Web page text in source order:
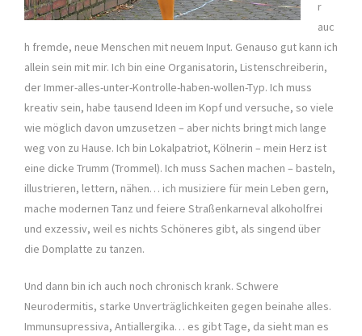
r
auc
h fremde, neue Menschen mit neuem Input. Genauso gut kann ich
allein sein mit mir. Ich bin eine Organisatorin, Listenschreiberin,
der Immer-alles-unter-Kontrolle-haben-wollen-Typ. Ich muss
kreativ sein, habe tausend Ideen im Kopf und versuche, so viele
wie möglich davon umzusetzen – aber nichts bringt mich lange
weg von zu Hause. Ich bin Lokalpatriot, Kölnerin – mein Herz ist
eine dicke Trumm (Trommel). Ich muss Sachen machen – basteln,
illustrieren, lettern, nähen… ich musiziere für mein Leben gern,
mache modernen Tanz und feiere Straßenkarneval alkoholfrei
und exzessiv, weil es nichts Schöneres gibt, als singend über
die Domplatte zu tanzen.
Und dann bin ich auch noch chronisch krank. Schwere
Neurodermitis, starke Unverträglichkeiten gegen beinahe alles.
Immunsupressiva, Antiallergika… es gibt Tage, da sieht man es